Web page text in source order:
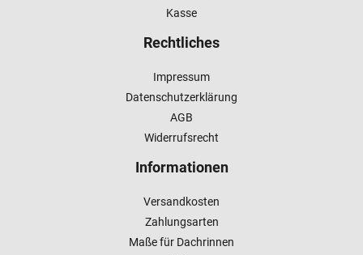
Kasse
Rechtliches
Impressum
Datenschutzerklärung
AGB
Widerrufsrecht
Informationen
Versandkosten
Zahlungsarten
Maße für Dachrinnen